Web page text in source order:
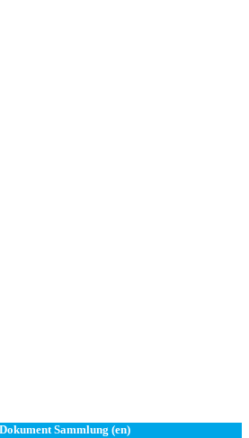
Sammlung (en)